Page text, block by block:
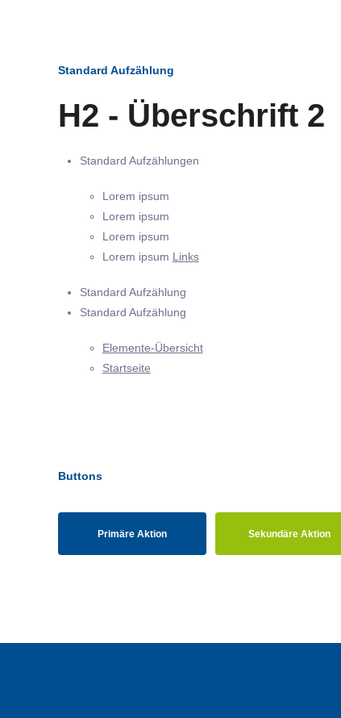
Standard Aufzählung
H2 - Überschrift 2
Standard Aufzählungen
Lorem ipsum
Lorem ipsum
Lorem ipsum
Lorem ipsum Links
Standard Aufzählung
Standard Aufzählung
Elemente-Übersicht
Startseite
Buttons
Primäre Aktion Sekundäre Aktion